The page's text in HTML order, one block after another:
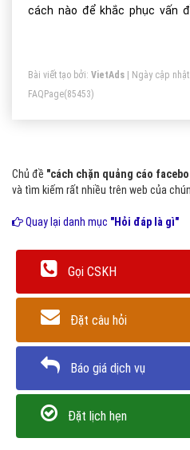
cách nào để khắc phục vấn
Bài viết tạo bởi: VietAds | Ngày cập nhật:
FAQPage(85453)
Chủ đề "cách chặn quảng cáo
và tìm kiếm rất nhiều trên web của
Quay lại danh mục "Hỏi đáp là gì"
Gọi CSKH
Đặt câu hỏi
Báo giá dịch vụ
Đặt lịch hẹn